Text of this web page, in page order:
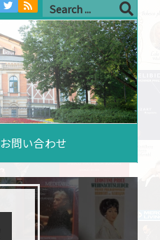
お問い合わせ